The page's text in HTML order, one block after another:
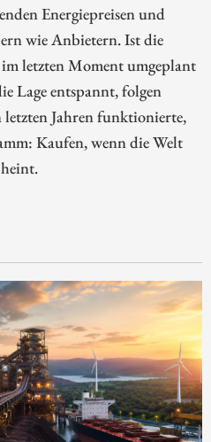
Energiepreisen und
wie Anbietern. Ist die
letzten Moment umgeplant
Lage entspannt, folgen
Jahren funktionierte,
Kaufen, wenn die Welt